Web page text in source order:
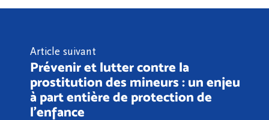
Article suivant
Prévenir et lutter contre la
prostitution des mineurs : un enjeu
à part entière de protection de
l'enfance